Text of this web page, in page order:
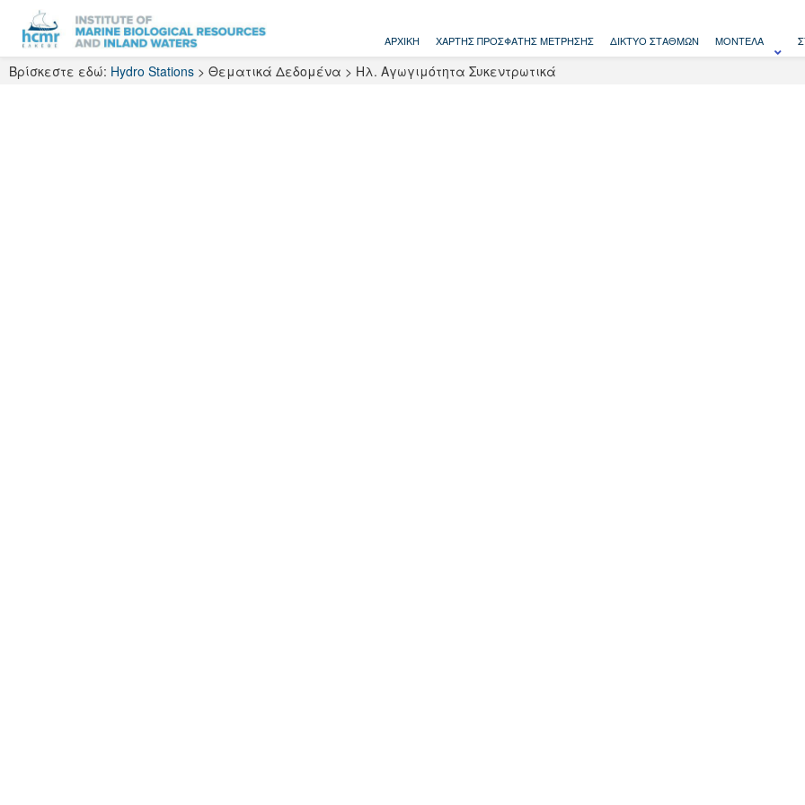
content
ΑΡΧΙΚΉ ΧΆΡΤΗΣ ΠΡΌΣΦΑΤΗΣ ΜΈΤΡΗΣΗΣ ΔΊΚΤΥΟ ΣΤΑΘΜΏΝ ΜΟΝΤΈΛΑ
Βρίσκεστε εδώ: Hydro Stations > Θεματικά Δεδομένα > Ηλ. Αγωγιμότητα Συκεντρωτικά